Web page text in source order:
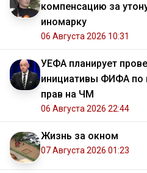
компенсацию за
иномарку
06 Августа 2026 10:31
УЕФА планирует
инициативы ФИФА по
прав на ЧМ
06 Августа 2026 22:44
Жизнь за окном
07 Августа 2026 01:23